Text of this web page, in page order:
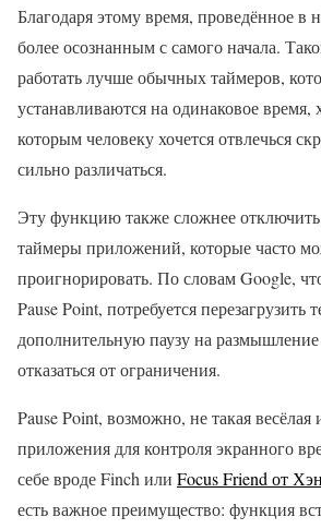
Благодаря этому время, проведённое в
более осознанным с самого начала.
работать лучше обычных таймеров,
устанавливаются на одинаковое
которым человеку хочется отвлечься
сильно различаться.
Эту функцию также сложнее
таймеры приложений, которые часто
проигнорировать. По словам Google,
Pause Point, потребуется
дополнительную паузу на
отказаться от ограничения.
Pause Point, возможно, не такая
приложения для контроля экранного
себе вроде Finch или Focus Friend от
есть важное преимущество: функция